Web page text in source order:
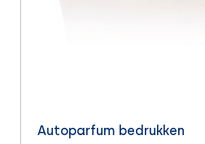
Autoparfum bedrukken